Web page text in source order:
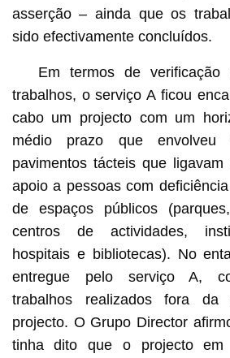
asserção – ainda que os
sido efectivamente concluídos.
Em termos de verificação
trabalhos, o serviço A ficou
cabo um projecto com um
médio prazo que
pavimentos tácteis que
apoio a pessoas com
de espaços públicos
centros de actividades,
hospitais e bibliotecas). No
entregue pelo serviço A,
trabalhos realizados fora
projecto. O Grupo Director
tinha dito que o projecto em